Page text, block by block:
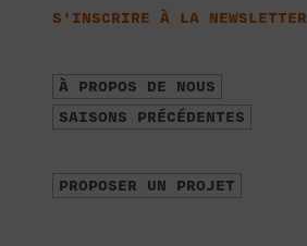
S'INSCRIRE À LA NEWSLETTER
À PROPOS DE NOUS
SAISONS PRÉCÉDENTES
PROPOSER UN PROJET